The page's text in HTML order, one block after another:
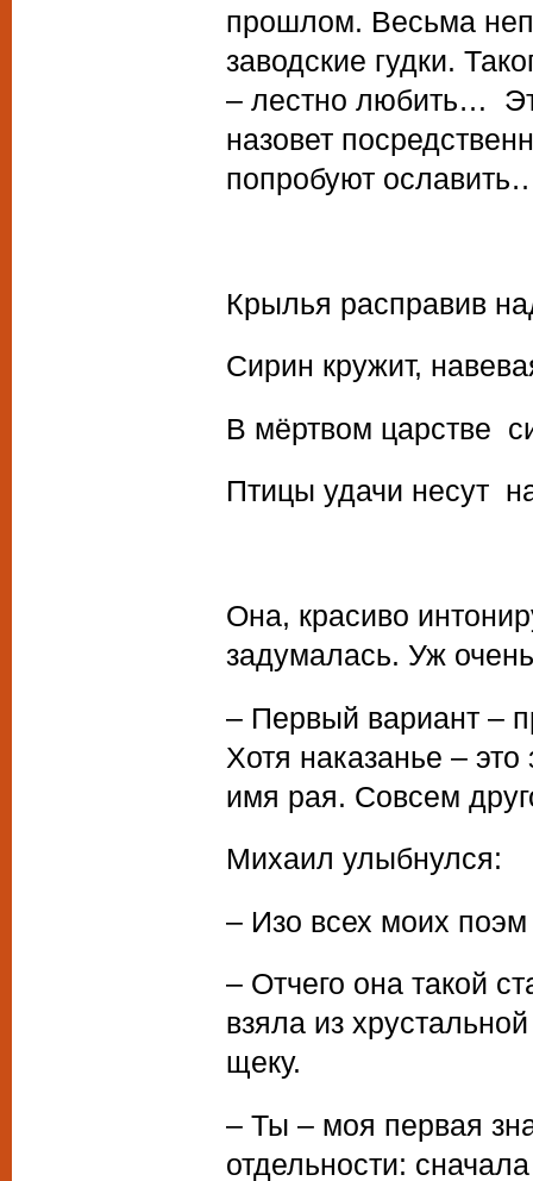
прошлом. Весьма
заводские гудки.
– лестно любить…
назовет
попробуют
Крылья расправив
Сирин кружит,
В мёртвом царстве
Птицы удачи несут
Она, красиво
задумалась. Уж
– Первый вариант –
Хотя наказанье –
имя рая. Совсем
Михаил улыбнулся:
– Изо всех моих
– Отчего она такой
взяла из
щеку.
– Ты – моя первая
отдельности: